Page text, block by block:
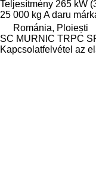
Teljesítmény 265 kW
25 000 kg A daru
Románia, Ploiești
SC MURNIC TRPC
Kapcsolatfelvétel az